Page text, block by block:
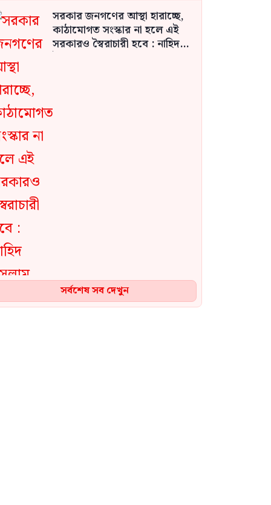
সরকার জনগণের আস্থা হারাচ্ছে,
কাঠামোগত সংস্কার না হলে এই
সরকারও স্বৈরাচারী হবে : নাহিদ
এই দল যে পরিমাণ অত্যাচারিত
সর্বশেষ সব দেখুন